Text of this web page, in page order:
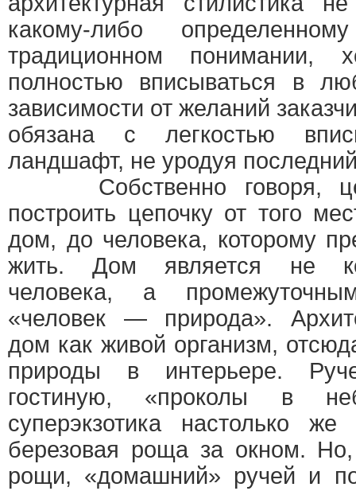
какому-либо
традиционном понимании,
полностью вписываться в
зависимости от желаний
обязана с легкостью
ландшафт, не уродуя
Собственно говоря,
построить цепочку от того
дом, до человека, которому
жить. Дом является не
человека, а
«человек — природа».
дом как живой организм,
природы в интерьере.
гостиную, «проколы в
суперэкзотика настолько
березовая роща за окном.
рощи, «домашний» ручей и